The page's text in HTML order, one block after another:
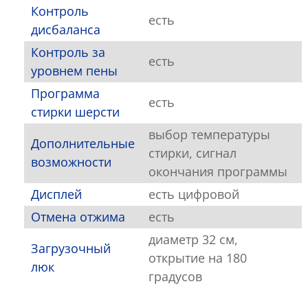
Контроль
дисбаланса
есть
Контроль за
уровнем пены
есть
Программа
стирки шерсти
есть
Дополнительные
возможности
выбор температуры
стирки, сигнал
окончания программы
Дисплей
есть цифровой
Отмена отжима
есть
Загрузочный
люк
диаметр 32 см,
открытие на 180
градусов